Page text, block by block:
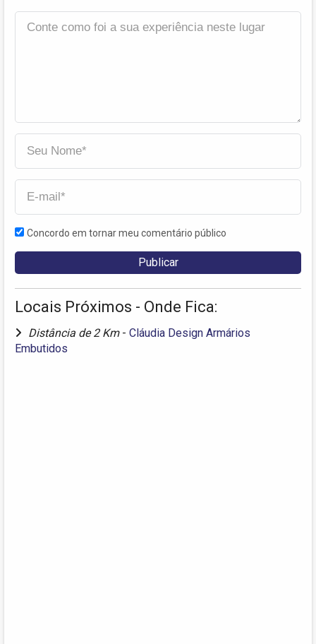
Concordo em tornar meu comentário público
Locais Próximos - Onde Fica:
Distância de 2 Km - Cláudia Design Armários
Embutidos